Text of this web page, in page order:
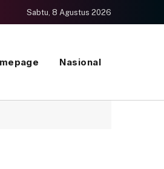
Sabtu, 8 Agustus 2026
Nasional